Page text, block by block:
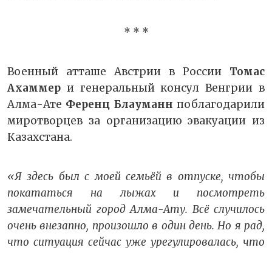
* * *
Военный атташе Австрии в России Томас
Ахаммер и генеральный консул Венгрии в
Алма-Ате Ференц Блауманн поблагодарили
миротворцев за организацию эвакуации из
Казахстана.
«Я здесь был с моей семьёй в отпуске, чтобы
покататься на лыжах и посмотреть
замечательный город Алма-Ату. Всё случилось
очень внезапно, произошло в один день. Но я рад,
что ситуация сейчас уже урегулировалась, что